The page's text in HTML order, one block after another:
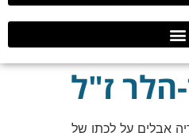
הלר ז"ל
אבלים על לכתו של